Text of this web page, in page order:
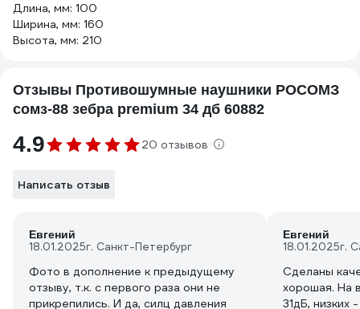
Длина, мм: 100
Ширина, мм: 160
Высота, мм: 210
Отзывы Противошумные наушники РОСОМЗ
сомз-88 зебра premium 34 дб 60882
4.9 20 отзывов
Написать отзыв
Евгений
18.01.2025г. Санкт-Петербург
Фото в дополнение к предыдущему
отзыву, т.к. с первого раза они не
прикрепились. И да, силц давления
Евгений
18.01.2025г.
Сделаны
хорошая. На
31дБ, низких